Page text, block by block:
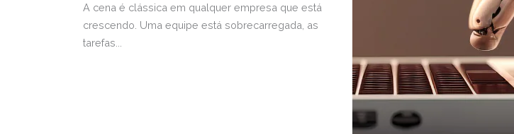
A cena é clássica em qualquer empresa que está
crescendo. Uma equipe está sobrecarregada, as
tarefas...